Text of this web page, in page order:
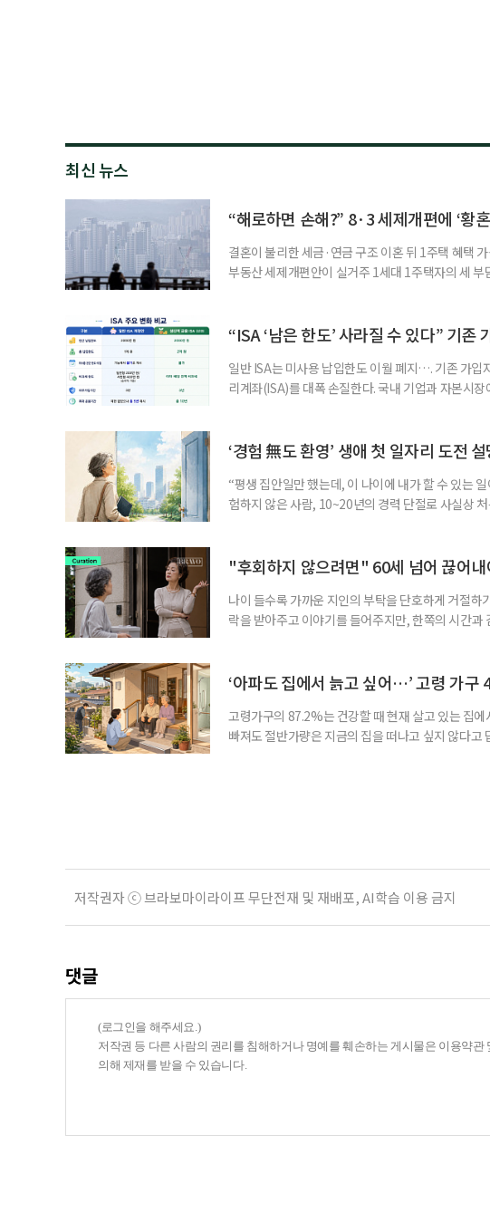
최신 뉴스
“해로하면 손해?” 8·3 세제개편에 ‘황
결혼이 불리한 세금·연금 구조 이혼 뒤 1주택 혜택
부동산 세제개편안이 실거주 1세대 1주택자의 세
부가 각자 집 한 채씩을 보유하면 한 세대가 두 채를
“ISA ‘남은 한도’ 사라질 수 있다” 기존
일반 ISA는 미사용 납입한도 이월 폐지…. 기존 가
리계좌(ISA)를 대폭 손질한다. 국내 기업과 자본시
기 때문이다. 지난 3일 발표된 세제개편안이 국회 통
‘경험 無도 환영’ 생애 첫 일자리 도전 설
“평생 집안일만 했는데, 이 나이에 내가 할 수 있는
험하지 않은 사람, 10~20년의 경력 단절로 사실상
경험이 풍부한 고령자는 중요한 국가 자원이다. 박경
"후회하지 않으려면" 60세 넘어 끊어내
나이 들수록 가까운 지인의 부탁을 단호하게 거절하
락을 받아주고 이야기를 들어주지만, 한쪽의 시간
게 여기며, 거절하는 순간 태도를 바꾸는 행동도 건
‘아파도 집에서 늙고 싶어…’ 고령 가구
고령가구의 87.2%는 건강할 때 현재 살고 있는 집
빠져도 절반가량은 지금의 집을 떠나고 싶지 않다
저작권자 ⓒ 브라보마이라이프 무단전재 및 재배포, AI학습 이용 금지
댓글